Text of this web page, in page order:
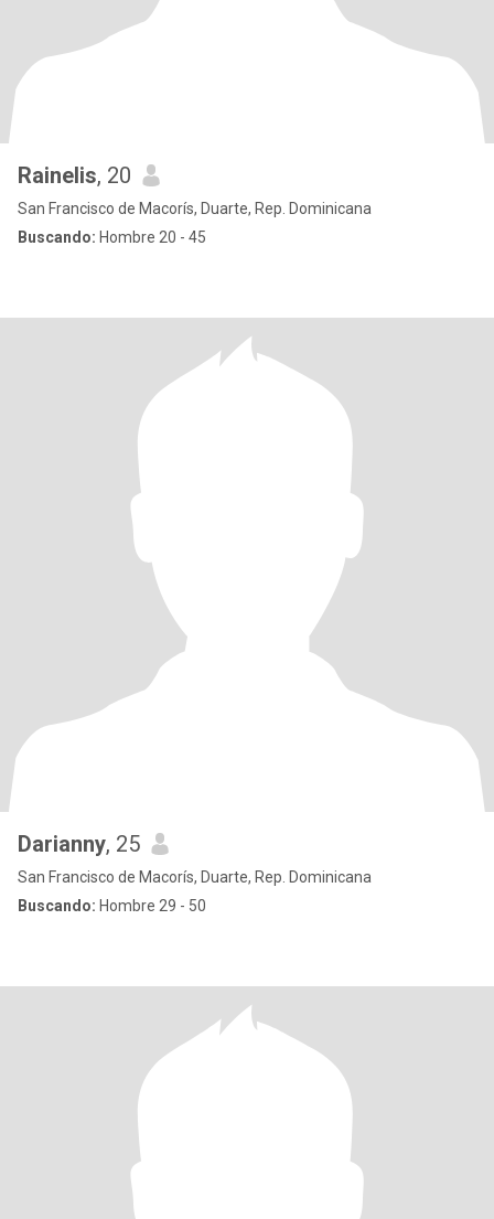
Rainelis, 20
San Francisco de Macorís, Duarte, Rep. Dominicana
Buscando: Hombre 20 - 45
Darianny, 25
San Francisco de Macorís, Duarte, Rep. Dominicana
Buscando: Hombre 29 - 50